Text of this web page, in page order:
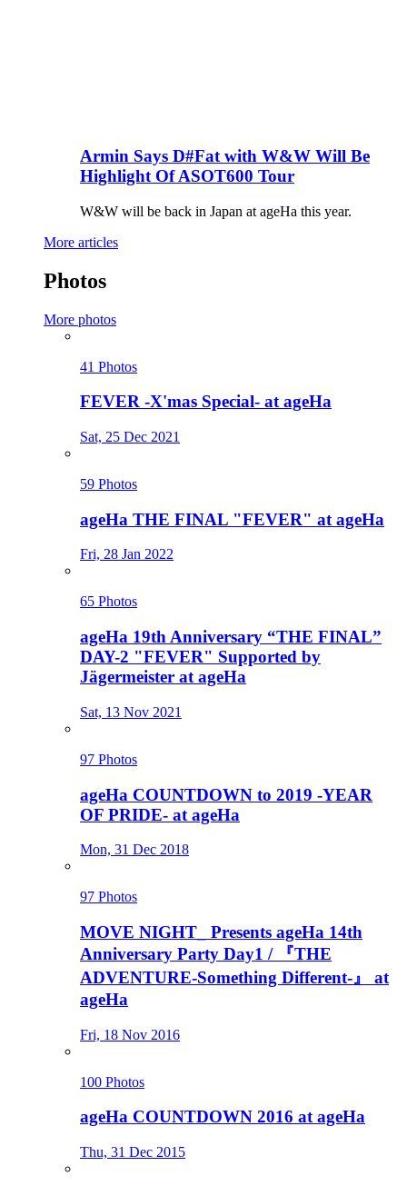
Armin Says D#Fat with W&W Will Be
Highlight Of ASOT600 Tour
W&W will be back in Japan at ageHa this year.
More articles
Photos
More photos
41 Photos
FEVER -X'mas Special- at ageHa
Sat, 25 Dec 2021
59 Photos
ageHa THE FINAL "FEVER" at ageHa
Fri, 28 Jan 2022
65 Photos
ageHa 19th Anniversary “THE FINAL”
DAY-2 "FEVER" Supported by
Jägermeister at ageHa
Sat, 13 Nov 2021
97 Photos
ageHa COUNTDOWN to 2019 -YEAR
OF PRIDE- at ageHa
Mon, 31 Dec 2018
97 Photos
MOVE NIGHT_ Presents ageHa 14th
Anniversary Party Day1 / 『THE
ADVENTURE-Something Different-』 at
ageHa
Fri, 18 Nov 2016
100 Photos
ageHa COUNTDOWN 2016 at ageHa
Thu, 31 Dec 2015